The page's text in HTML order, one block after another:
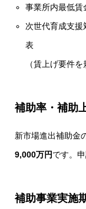
事業所内最低賃
次世代育成支
表
（賃上げ要件を
補助率・補助
新市場進出補助金
9,000万円です。
補助事業実施